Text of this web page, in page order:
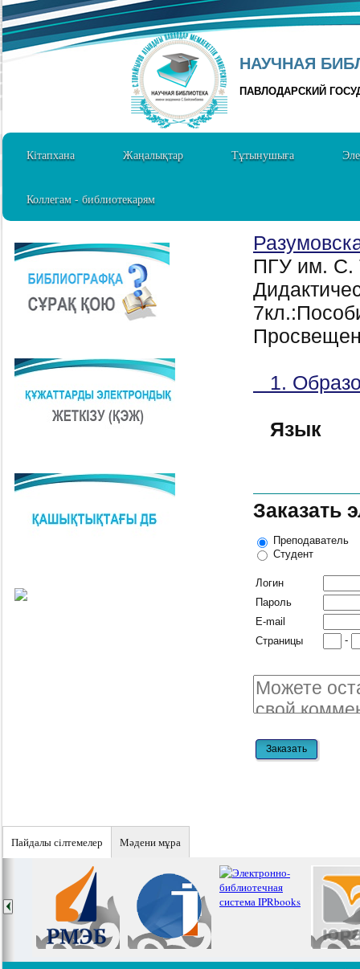
НАУЧНАЯ
ПАВЛОДАРСКИЙ
Кітапхана Жаңалықтар Тұтынушыға
Коллегам - библиотекарям
ПГУ им. С.
1.
Язык
Заказать
Преподаватель
Студент
Логин
Пароль
E-mail
Страницы
-
Пайдалы сiлтемелер Мәдени мұра